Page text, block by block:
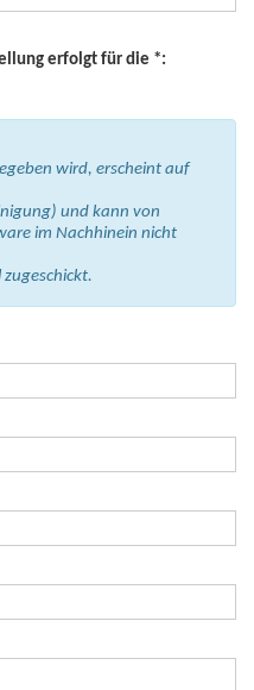
erfolgt für die *:
wird, erscheint auf
und kann von
im Nachhinein nicht